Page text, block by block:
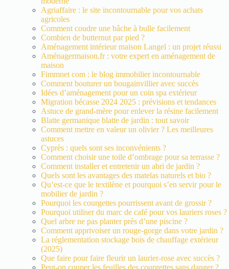
Agriaffaire : le site incontournable pour vos achats
agricoles
Comment coudre une bâche à bulle facilement
Combien de butternut par pied ?
Aménagement intérieur maison Langel : un projet réussi
Aménagermaison.fr : votre expert en aménagement de
maison
Fimmnet com : le blog immobilier incontournable
Comment bouturer un bougainvillier avec succès
Idées d’aménagement pour un coin spa extérieur
Migration bécasse 2024 2025 : prévisions et tendances
Astuce de grand-mère pour enlever la résine facilement
Blatte germanique blatte de jardin : tout savoir
Comment mettre en valeur un olivier ? Les meilleures
astuces
Cyprès : quels sont ses inconvénients ?
Comment choisir une toile d’ombrage pour sa terrasse ?
Comment installer et entretenir un abri de jardin ?
Quels sont les avantages des matelas naturels et bio ?
Qu’est-ce que le textilène et pourquoi s’en servir pour le
mobilier de jardin ?
Pourquoi les courgettes pourrissent avant de grossir ?
Pourquoi utiliser du marc de café pour vos lauriers roses ?
Quel arbre ne pas planter près d’une piscine ?
Comment apprivoiser un rouge-gorge dans votre jardin ?
La réglementation stockage bois de chauffage extérieur
(2025)
Que faire pour faire fleurir un laurier-rose avec succès ?
Peut-on couper les feuilles des courgettes sans danger ?